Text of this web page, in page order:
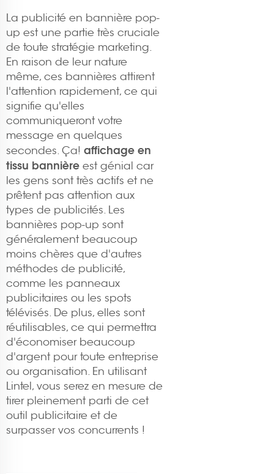
La publicité en bannière pop-
up est une partie très cruciale
de toute stratégie marketing.
En raison de leur nature
même, ces bannières attirent
l'attention rapidement, ce qui
signifie qu'elles
communiqueront votre
message en quelques
secondes. Ça! affichage en
tissu bannière est génial car
les gens sont très actifs et ne
prêtent pas attention aux
types de publicités. Les
bannières pop-up sont
généralement beaucoup
moins chères que d'autres
méthodes de publicité,
comme les panneaux
publicitaires ou les spots
télévisés. De plus, elles sont
réutilisables, ce qui permettra
d'économiser beaucoup
d'argent pour toute entreprise
ou organisation. En utilisant
Lintel, vous serez en mesure de
tirer pleinement parti de cet
outil publicitaire et de
surpasser vos concurrents !